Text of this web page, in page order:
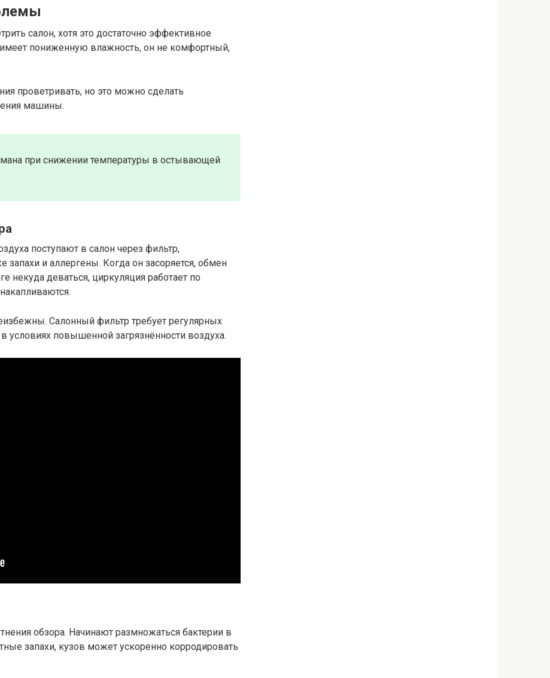
салон, хотя это достаточно эффективное
пониженную влажность, он не комфортный,
проветривать, но это можно сделать
машины.
при снижении температуры в остывающей
поступают в салон через фильтр,
и аллергены. Когда он засоряется, обмен
некуда деваться, циркуляция работает по
Салонный фильтр требует регулярных
условиях повышенной загрязнённости воздуха.
обзора. Начинают размножаться бактерии в
запахи, кузов может ускоренно корродировать